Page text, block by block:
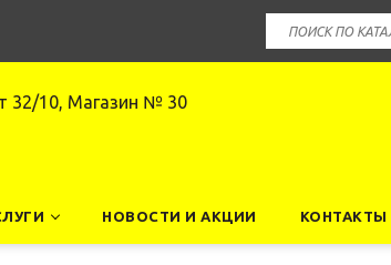
32/10, Магазин № 30
НОВОСТИ И АКЦИИ КОНТАКТЫ